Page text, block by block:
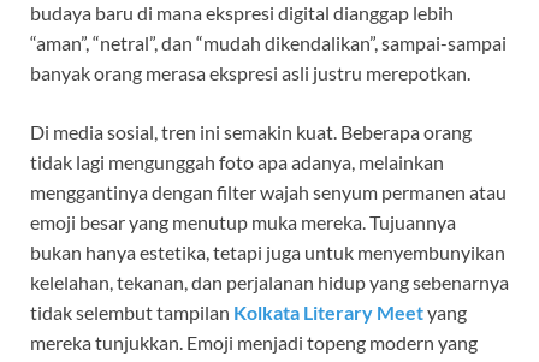
budaya baru di mana ekspresi digital dianggap lebih
“aman”, “netral”, dan “mudah dikendalikan”, sampai-sampai
banyak orang merasa ekspresi asli justru merepotkan.
Di media sosial, tren ini semakin kuat. Beberapa orang
tidak lagi mengunggah foto apa adanya, melainkan
menggantinya dengan filter wajah senyum permanen atau
emoji besar yang menutup muka mereka. Tujuannya
bukan hanya estetika, tetapi juga untuk menyembunyikan
kelelahan, tekanan, dan perjalanan hidup yang sebenarnya
tidak selembut tampilan Kolkata Literary Meetyang
mereka tunjukkan. Emoji menjadi topeng modern yang